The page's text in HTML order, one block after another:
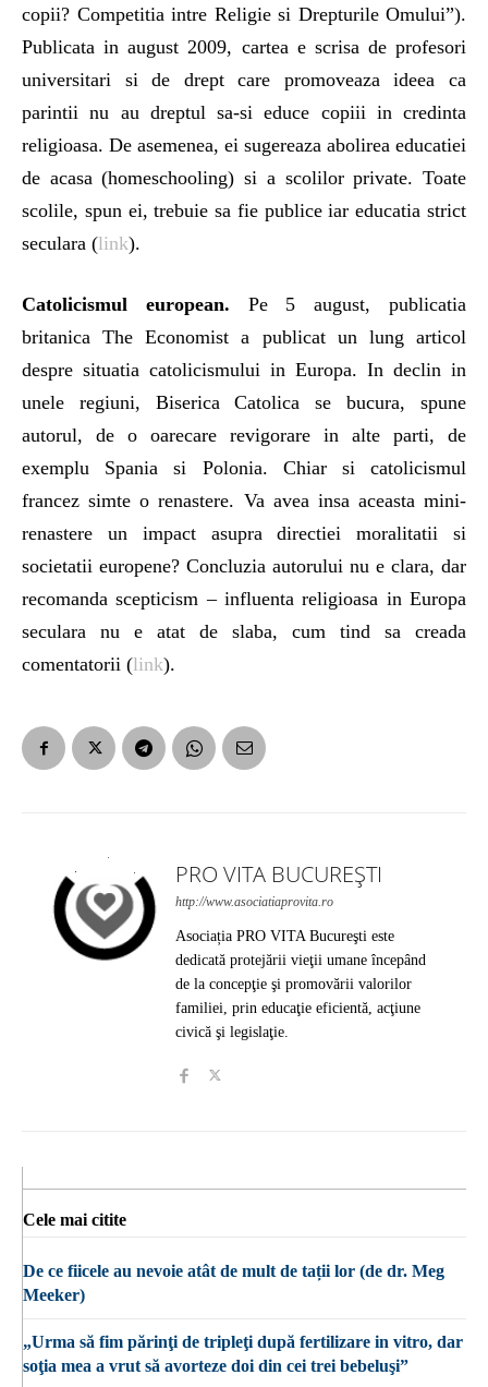
copii? Competitia intre Religie si Drepturile Omului”).
Publicata in august 2009, cartea e scrisa de profesori
universitari si de drept care promoveaza ideea ca
parintii nu au dreptul sa-si educe copiii in credinta
religioasa. De asemenea, ei sugereaza abolirea educatiei
de acasa (homeschooling) si a scolilor private. Toate
scolile, spun ei, trebuie sa fie publice iar educatia strict
seculara (link).
Catolicismul european. Pe 5 august, publicatia
britanica The Economist a publicat un lung articol
despre situatia catolicismului in Europa. In declin in
unele regiuni, Biserica Catolica se bucura, spune
autorul, de o oarecare revigorare in alte parti, de
exemplu Spania si Polonia. Chiar si catolicismul
francez simte o renastere. Va avea insa aceasta mini-
renastere un impact asupra directiei moralitatii si
societatii europene? Concluzia autorului nu e clara, dar
recomanda scepticism – influenta religioasa in Europa
seculara nu e atat de slaba, cum tind sa creada
comentatorii (link).
PRO VITA BUCUREȘTI
http://www.asociatiaprovita.ro
Asociația PRO VITA Bucureşti este
dedicată protejării vieţii umane începând
de la concepţie şi promovării valorilor
familiei, prin educaţie eficientă, acţiune
civică şi legislaţie.
Cele mai citite
De ce fiicele au nevoie atât de mult de tații lor (de dr. Meg
Meeker)
„Urma să fim părinţi de tripleţi după fertilizare in vitro, dar
soţia mea a vrut să avorteze doi din cei trei bebeluşi”